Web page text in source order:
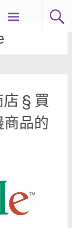
§ 買
品的